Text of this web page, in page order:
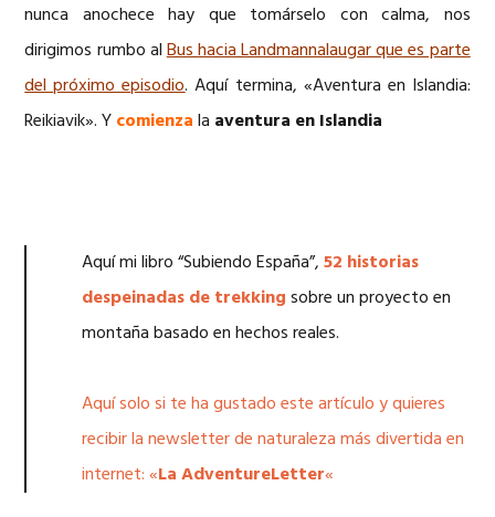
nunca anochece hay que tomárselo con calma, nos
dirigimos rumbo alBus hacia Landmannalaugar que es parte
del próximo episodio. Aquí termina, «Aventura en Islandia:
Reikiavik». Ycomienza la aventura en Islandia
Aquí mi libro “Subiendo España”,52 historias
despeinadas de trekking sobre un proyecto en
montaña basado en hechos reales.
Aquí solo si te ha gustado este artículo y quieres
recibir la newsletter de naturaleza más divertida en
internet: «La AdventureLetter«